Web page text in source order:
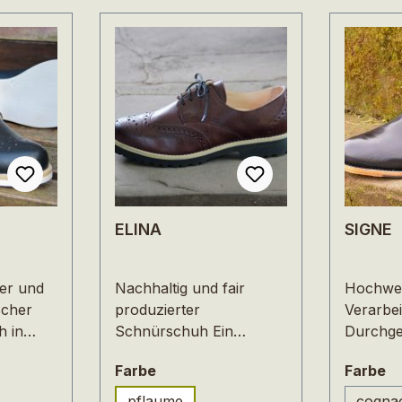
und
in
ELINA
Nachhaltig und fair
produzierter
Schnürschuh Ein
Schnürschuh, feminin
interpretiert: ELINA wirkt
Farbeauswählen
SIGNE
flexibel
Farbe